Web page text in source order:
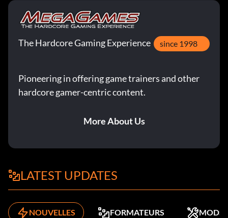
The Hardcore Gaming Experience since 1998
Pioneering in offering game trainers and other
hardcore gamer-centric content.
More About Us
LATEST UPDATES
NOUVELLES FORMATEURS MODS